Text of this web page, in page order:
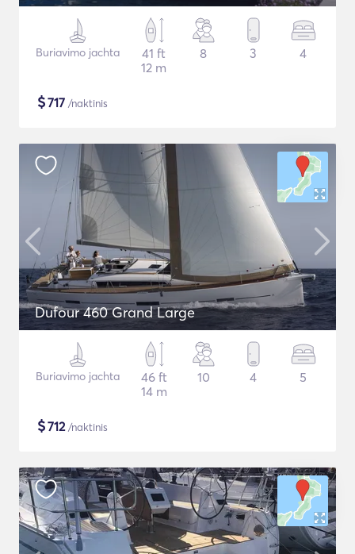
Buriavimo jachta
41 ft
12 m
8 3 4
$717 /naktinis
Dufour 460 Grand Large
Buriavimo jachta
46 ft
14 m
10 4 5
$712/naktinis